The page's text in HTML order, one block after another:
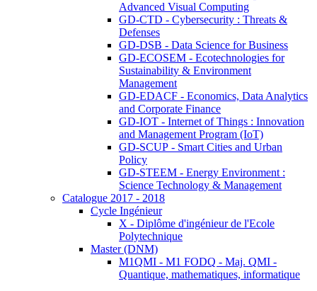
Advanced Visual Computing
GD-CTD - Cybersecurity : Threats &
Defenses
GD-DSB - Data Science for Business
GD-ECOSEM - Ecotechnologies for
Sustainability & Environment
Management
GD-EDACF - Economics, Data Analytics
and Corporate Finance
GD-IOT - Internet of Things : Innovation
and Management Program (IoT)
GD-SCUP - Smart Cities and Urban
Policy
GD-STEEM - Energy Environment :
Science Technology & Management
Catalogue 2017 - 2018
Cycle Ingénieur
X - Diplôme d'ingénieur de l'Ecole
Polytechnique
Master (DNM)
M1QMI - M1 FODQ - Maj. QMI -
Quantique, mathematiques, informatique